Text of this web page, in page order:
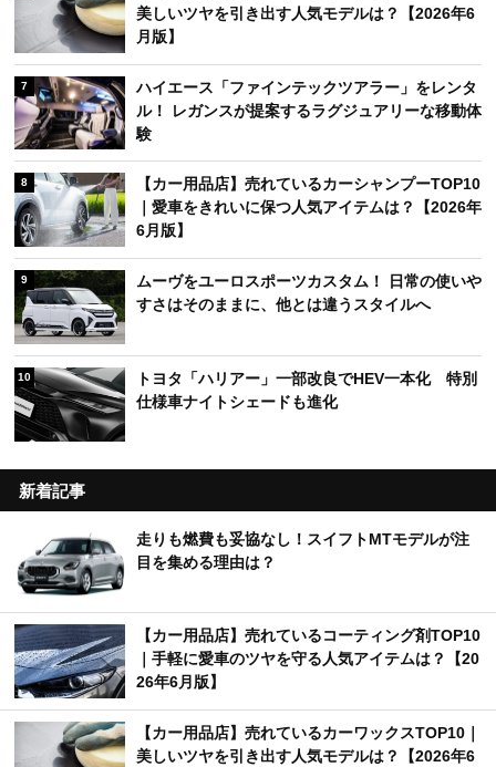
美しいツヤを引き出す人気モデルは？【2026年6
月版】
7
ハイエース「ファインテックツアラー」をレンタ
ル！ レガンスが提案するラグジュアリーな移動体
験
8
【カー用品店】売れているカーシャンプーTOP10
｜愛車をきれいに保つ人気アイテムは？【2026年
6月版】
9
ムーヴをユーロスポーツカスタム！ 日常の使いや
すさはそのままに、他とは違うスタイルへ
10
トヨタ「ハリアー」一部改良でHEV一本化 特別
仕様車ナイトシェードも進化
新着記事
走りも燃費も妥協なし！スイフトMTモデルが注
目を集める理由は？
【カー用品店】売れているコーティング剤TOP10
｜手軽に愛車のツヤを守る人気アイテムは？【20
26年6月版】
【カー用品店】売れているカーワックスTOP10｜
美しいツヤを引き出す人気モデルは？【2026年6